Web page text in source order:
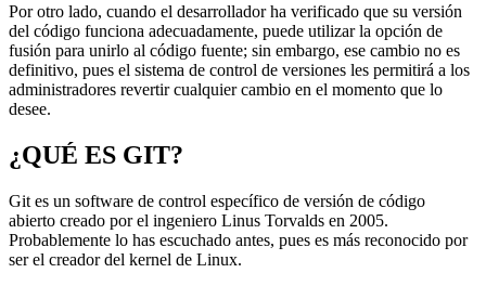
Por otro lado, cuando el desarrollador ha verificado que su versión
del código funciona adecuadamente, puede utilizar la opción de
fusión para unirlo al código fuente; sin embargo, ese cambio no es
definitivo, pues el sistema de control de versiones les permitirá a los
administradores revertir cualquier cambio en el momento que lo
desee.
¿QUÉ ES GIT?
Git es un software de control específico de versión de código
abierto creado por el ingeniero Linus Torvalds en 2005.
Probablemente lo has escuchado antes, pues es más reconocido por
ser el creador del kernel de Linux.